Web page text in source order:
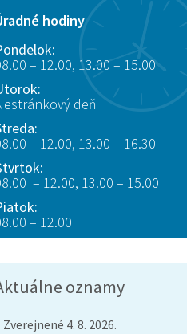
hodiny
– 12.00, 13.00 – 15.00
deň
– 12.00, 13.00 – 16.30
– 12.00, 13.00 – 15.00
– 12.00
oznamy
Zverejnené 4. 8. 2026.